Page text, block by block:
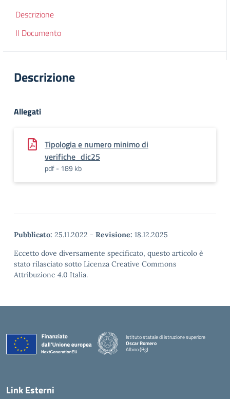
Descrizione
Il Documento
Descrizione
Allegati
Tipologia e numero minimo di
verifiche_dic25
pdf - 189 kb
Pubblicato: 25.11.2022 - Revisione: 18.12.2025
Eccetto dove diversamente specificato, questo articolo è
stato rilasciato sotto Licenza Creative Commons
Attribuzione 4.0 Italia.
Istituto statale di istruzione superiore
Oscar Romero
Albino (Bg)
Link Esterni